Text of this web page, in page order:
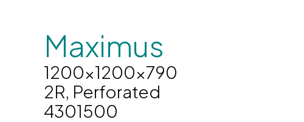
Maximus
1200x1200x790
2R, Perforated
4301500